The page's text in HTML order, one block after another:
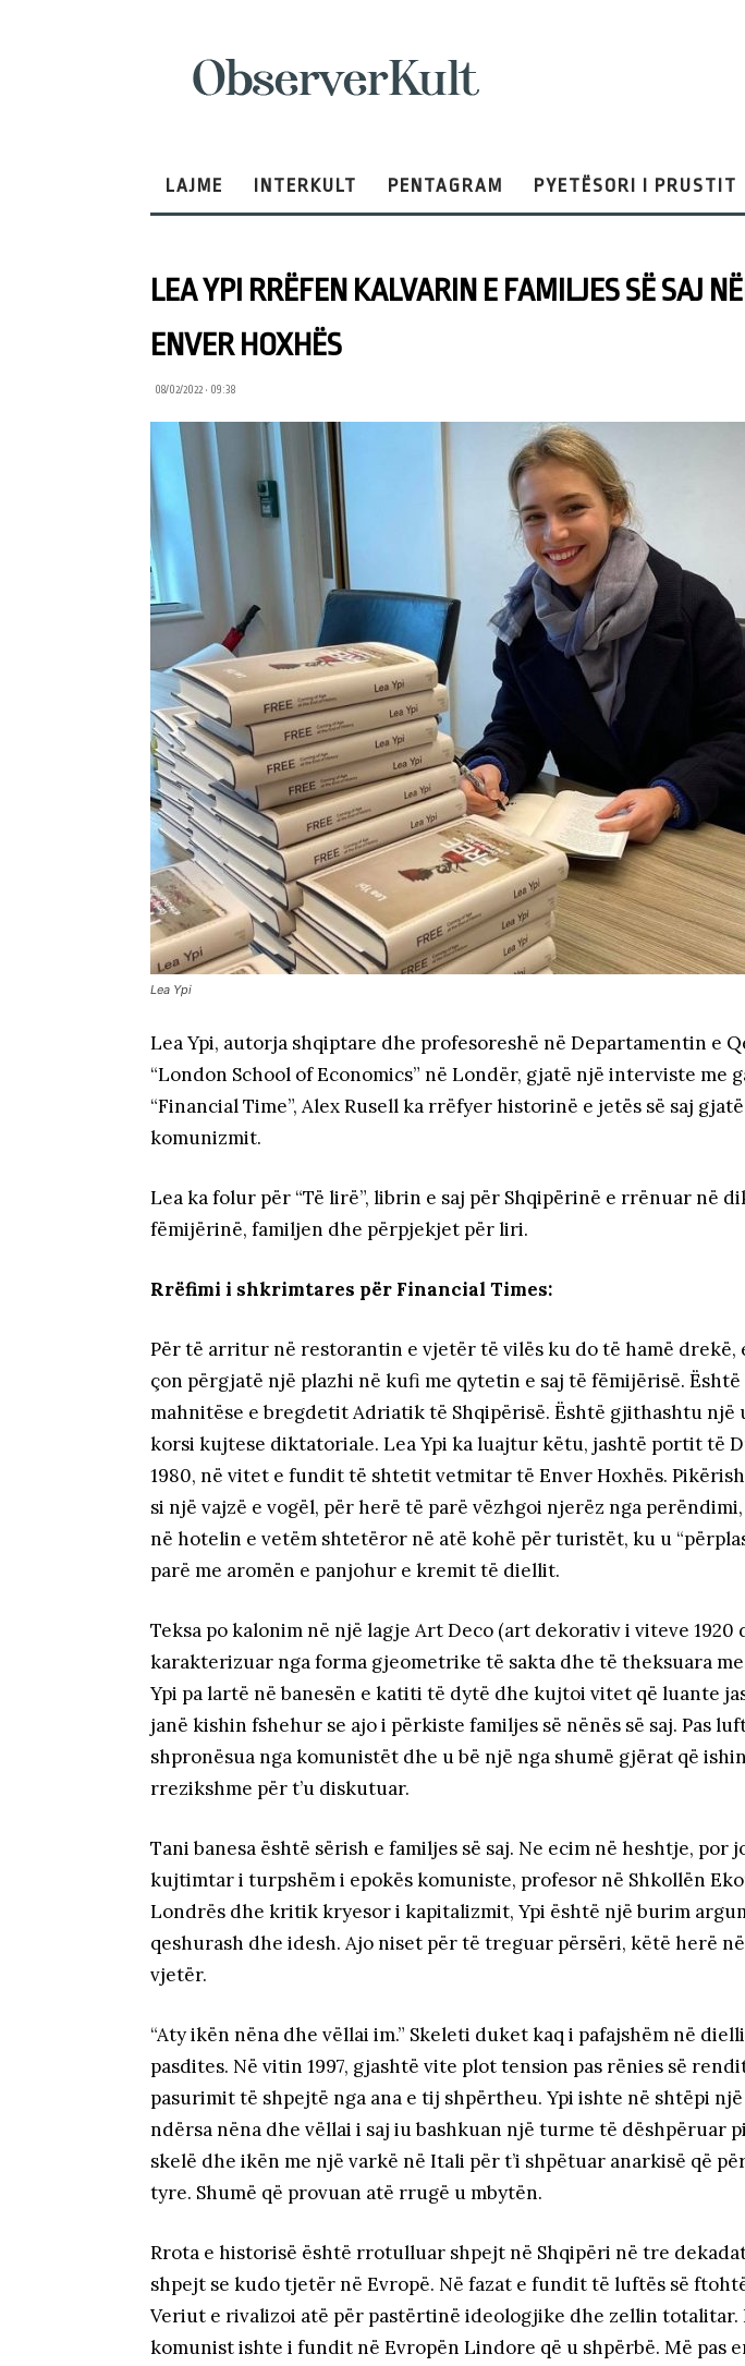
LAJME INTERKULT PENTAGRAM PYETËSORI I PRUSTIT
LEA YPI RRËFEN KALVARIN E FAMILJES SË SAJ
ENVER HOXHËS
08/02/2022 • 09:38
Lea Ypi
Lea Ypi, autorja shqiptare dhe profesoreshë në Departamentin e
“London School of Economics” në Londër, gjatë një interviste me
“Financial Time”, Alex Rusell ka rrëfyer historinë e jetës së saj
komunizmit.
Lea ka folur për “Të lirë”, librin e saj për Shqipërinë e rrënuar në
fëmijërinë, familjen dhe përpjekjet për liri.
Rrëfimi i shkrimtares për Financial Times:
Për të arritur në restorantin e vjetër të vilës ku do të hamë drekë,
çon përgjatë një plazhi në kufi me qytetin e saj të fëmijërisë.
mahnitëse e bregdetit Adriatik të Shqipërisë. Është gjithashtu një
korsi kujtese diktatoriale. Lea Ypi ka luajtur këtu, jashtë portit të
1980, në vitet e fundit të shtetit vetmitar të Enver Hoxhës.
si një vajzë e vogël, për herë të parë vëzhgoi njerëz nga
në hotelin e vetëm shtetëror në atë kohë për turistët, ku u
parë me aromën e panjohur e kremit të diellit.
Teksa po kalonim në një lagje Art Deco (art dekorativ i viteve 1920
karakterizuar nga forma gjeometrike të sakta dhe të theksuara
Ypi pa lartë në banesën e katiti të dytë dhe kujtoi vitet që luante
janë kishin fshehur se ajo i përkiste familjes së nënës së saj. Pas
shpronësua nga komunistët dhe u bë një nga shumë gjërat që
rrezikshme për t’u diskutuar.
Tani banesa është sërish e familjes së saj. Ne ecim në heshtje, por
kujtimtar i turpshëm i epokës komuniste, profesor në Shkollën
Londrës dhe kritik kryesor i kapitalizmit, Ypi është një burim
qeshurash dhe idesh. Ajo niset për të treguar përsëri, këtë herë
vjetër.
“Aty ikën nëna dhe vëllai im.” Skeleti duket kaq i pafajshëm në
pasdites. Në vitin 1997, gjashtë vite plot tension pas rënies së
pasurimit të shpejtë nga ana e tij shpërtheu. Ypi ishte në shtëpi
ndërsa nëna dhe vëllai i saj iu bashkuan një turme të dëshpëruar
skelë dhe ikën me një varkë në Itali për t’i shpëtuar anarkisë që
tyre. Shumë që provuan atë rrugë u mbytën.
Rrota e historisë është rrotulluar shpejt në Shqipëri në tre
shpejt se kudo tjetër në Evropë. Në fazat e fundit të luftës së
Veriut e rivalizoi atë për pastërtinë ideologjike dhe zellin totalitar.
komunist ishte i fundit në Evropën Lindore që u shpërbë. Më pas